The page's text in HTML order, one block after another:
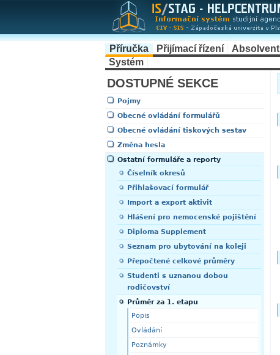
Příručka Přijímací řízení Absolvent
Systém
DOSTUPNÉ SEKCE
Pojmy
Obecné ovládání formulářů
Obecné ovládání tiskových sestav
Změna hesla
Ostatní formuláře a reporty
Číselník okresů
Přihlašovací formulář
Import a export aktivit
Hlášení pro nemocenské pojištění
Diploma Supplement
Seznam pro ubytování na koleji
Přepočtené celkové průměry
Studenti s uznanou dobou
rodičovství
Průměr za 1. etapu
Popis
Ovládání
Poznámky